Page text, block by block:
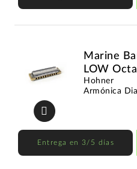
Marine
LOW
Hohner
Armónica
Entrega en 3/5 días